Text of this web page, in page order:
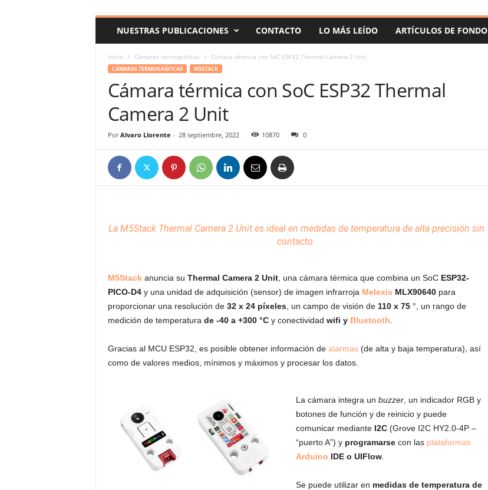
o
NUESTRAS PUBLICACIONES CONTACTO LO MÁS LEÍDO ARTÍCULOS DE FONDO
Inicio Cámaras termográficas Cámara térmica con SoC ESP32 Thermal Camera 2 Unit
CÁMARAS TERMOGRÁFICAS M5STACK
Cámara térmica con SoC ESP32 Thermal
Camera 2 Unit
Por Alvaro Llorente - 28 septiembre, 2022 10870 0
La M5StackThermal Camera 2 Unit es ideal en medidas de temperatura de alta precisión sin
contacto.
M5Stackanuncia su Thermal Camera 2 Unit, una cámara térmica que combina un SoC ESP32-
PICO-D4y una unidad de adquisición (sensor) de imagen infrarroja Melexis MLX90640para
proporcionar una resolución de 32 x 24 píxeles, un campo de visión de 110 x 75 °, un rango de
medición de temperatura de -40 a +300 °Cy conectividad wifi y Bluetooth
Gracias al MCU ESP32, es posible obtener información de alarmas(de alta y baja temperatura), así
como de valores medios, mínimos y máximos y procesar los datos.
La cámara integra un buzzer, un indicador RGB y
botones de función y de reinicio y puede
comunicar mediante I2C(Grove I2C HY2.0-4P –
“puerto A”) y programarsecon las plataformas
Arduino IDE o UIFlow.
Se puede utilizar en medidas de temperatura de